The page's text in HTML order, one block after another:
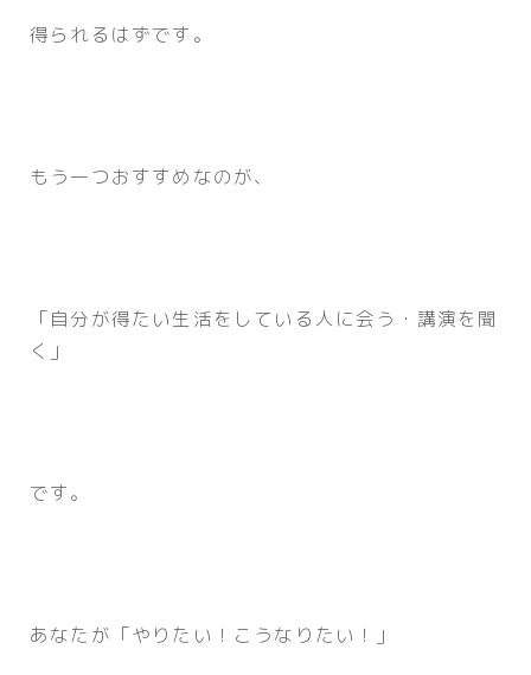
得られるはずです。
もう一つおすすめなのが、
「自分が得たい生活をしている人に会う・講演を聞
く」
です。
あなたが「やりたい！こうなりたい！」